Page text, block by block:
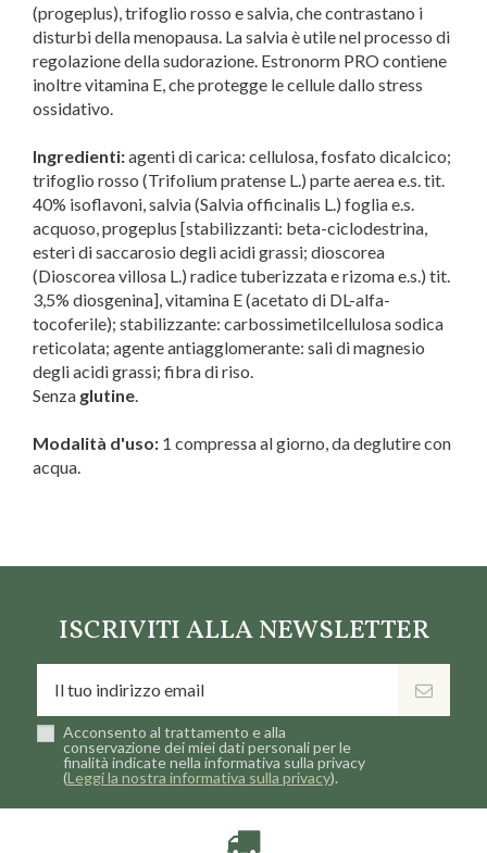
(progeplus), trifoglio rosso e salvia, che contrastano i
disturbi della menopausa. La salvia è utile nel processo di
regolazione della sudorazione. Estronorm PRO contiene
inoltre vitamina E, che protegge le cellule dallo stress
ossidativo.
Ingredienti:agenti di carica: cellulosa, fosfato dicalcico;
trifoglio rosso (Trifolium pratense L.) parte aerea e.s. tit.
40% isoflavoni, salvia (Salvia officinalis L.) foglia e.s.
acquoso, progeplus [stabilizzanti: beta-ciclodestrina,
esteri di saccarosio degli acidi grassi; dioscorea
(Dioscorea villosa L.) radice tuberizzata e rizoma e.s.) tit.
3,5% diosgenina], vitamina E (acetato di DL-alfa-
tocoferile); stabilizzante: carbossimetilcellulosa sodica
reticolata; agente antiagglomerante: sali di magnesio
degli acidi grassi; fibra di riso.
Senza glutine
Modalità d'uso: 1 compressa al giorno, da deglutire con
acqua.
ISCRIVITI ALLA NEWSLETTER
Acconsento al trattamento e alla
conservazione dei miei dati personali per le
finalità indicate nella informativa sulla privacy
(Leggi la nostra informativa sulla privacy).